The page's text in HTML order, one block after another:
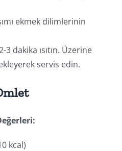
ekmek dilimlerinin
dakika ısıtın. Üzerine
servis edin.
kcal)